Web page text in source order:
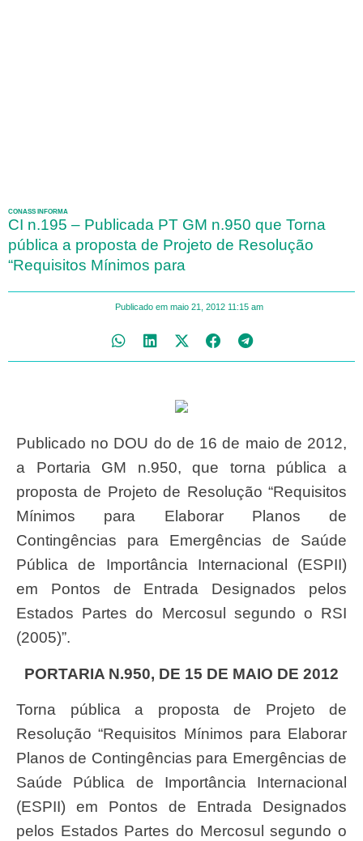
CONASS INFORMA
CI n.195 – Publicada PT GM n.950 que Torna
pública a proposta de Projeto de Resolução
“Requisitos Mínimos para
Publicado em maio 21, 2012 11:15 am
Publicado no DOU do de 16 de maio de 2012,
a Portaria GM n.950, que torna pública a
proposta de Projeto de Resolução “Requisitos
Mínimos para Elaborar Planos de
Contingências para Emergências de Saúde
Pública de Importância Internacional (ESPII)
em Pontos de Entrada Designados pelos
Estados Partes do Mercosul segundo o RSI
(2005)”.
PORTARIA N.950, DE 15 DE MAIO DE 2012
Torna pública a proposta de Projeto de
Resolução “Requisitos Mínimos para Elaborar
Planos de Contingências para Emergências de
Saúde Pública de Importância Internacional
(ESPII) em Pontos de Entrada Designados
pelos Estados Partes do Mercosul segundo o